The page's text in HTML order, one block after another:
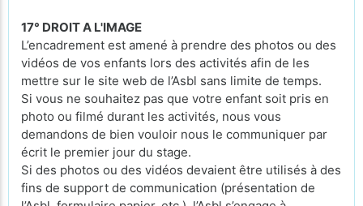
17° DROIT A L'IMAGE
L’encadrement est amené à prendre des photos ou des
vidéos de vos enfants lors des activités afin de les
mettre sur le site web de l’Asbl sans limite de temps.
Si vous ne souhaitez pas que votre enfant soit pris en
photo ou filmé durant les activités, nous vous
demandons de bien vouloir nous le communiquer par
écrit le premier jour du stage.
Si des photos ou des vidéos devaient être utilisés à des
fins de support de communication (présentation de